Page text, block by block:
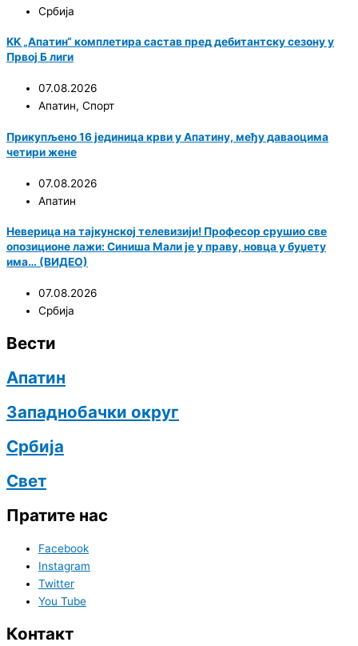
Србија
KK „Апатин“ комплетира састав пред дебитантску сезону у
Првој Б лиги
07.08.2026
Апатин, Спорт
Прикупљено 16 јединица крви у Апатину, међу даваоцима
четири жене
07.08.2026
Апатин
Неверица на тајкунској телевизији! Професор срушио све
опозиционе лажи: Синиша Мали је у праву, новца у буџету
има… (ВИДЕО)
07.08.2026
Србија
Вести
Апатин
Западнобачки округ
Србија
Свет
Пратите нас
Facebook
Instagram
Twitter
You Tube
Контакт